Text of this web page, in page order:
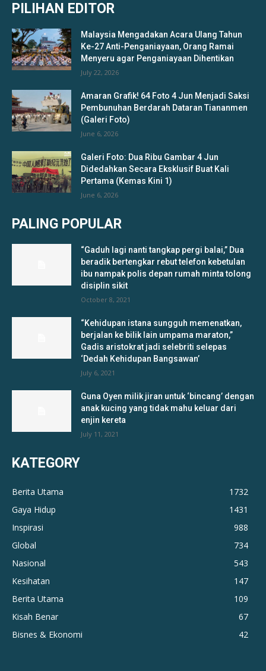
PILIHAN EDITOR
Malaysia Mengadakan Acara Ulang Tahun
Ke-27 Anti-Penganiayaan, Orang Ramai
Menyeru agar Penganiayaan Dihentikan
July 22, 2026
Amaran Grafik! 64 Foto 4 Jun Menjadi Saksi
Pembunuhan Berdarah Dataran Tiananmen
(Galeri Foto)
June 6, 2026
Galeri Foto: Dua Ribu Gambar 4 Jun
Didedahkan Secara Eksklusif Buat Kali
Pertama (Kemas Kini 1)
June 6, 2026
PALING POPULAR
“Gaduh lagi nanti tangkap pergi balai,” Dua
beradik bertengkar rebut telefon kebetulan
ibu nampak polis depan rumah minta tolong
disiplin sikit
October 8, 2021
“Kehidupan istana sungguh memenatkan,
berjalan ke bilik lain umpama maraton,”
Gadis aristokrat jadi selebriti selepas
‘Dedah Kehidupan Bangsawan’
July 6, 2021
Guna Oyen milik jiran untuk ‘bincang’ dengan
anak kucing yang tidak mahu keluar dari
enjin kereta
July 11, 2021
KATEGORY
Berita Utama
1732
Gaya Hidup
1431
Inspirasi
988
Global
734
Nasional
543
Kesihatan
147
Berita Utama
109
Kisah Benar
67
Bisnes & Ekonomi
42